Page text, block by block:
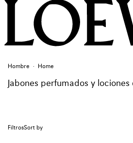
Hombre Home
Jabones perfumados y
FiltrosSort by